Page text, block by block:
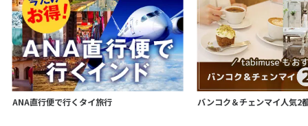
ANA直行便で行くタイ旅行 バンコク＆チェンマイ人気2